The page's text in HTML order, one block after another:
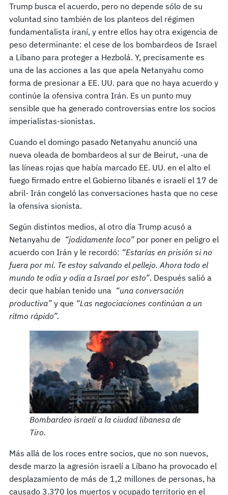
Trump busca el acuerdo, pero no depende sólo de su
voluntad sino también de los planteos del régimen
fundamentalista iraní, y entre ellos hay otra exigencia de
peso determinante: el cese de los bombardeos de Israel
a Líbano para proteger a Hezbolá. Y, precisamente es
una de las acciones a las que apela Netanyahu como
forma de presionar a EE. UU. para que no haya acuerdo y
continúe la ofensiva contra Irán. Es un punto muy
sensible que ha generado controversias entre los socios
imperialistas-sionistas.
Cuando el domingo pasado Netanyahu anunció una
nueva oleada de bombardeos al sur de Beirut, -una de
las líneas rojas que había marcado EE. UU. en el alto el
fuego firmado entre el Gobierno libanés e israelí el 17 de
abril- Irán congeló las conversaciones hasta que no cese
la ofensiva sionista.
Según distintos medios, al otro día Trump acusó a
Netanyahu de “jodidamente loco” por poner en peligro el
acuerdo con Irán y le recordó: “Estarías en prisión si no
fuera por mí. Te estoy salvando el pellejo. Ahora todo el
mundo te odia y odia a Israel por esto”. Después salió a
decir que habían tenido una “una conversación
productiva” y que “Las negociaciones continúan a un
ritmo rápido”.
Bombardeo israelí a la ciudad libanesa de
Tiro.
Más allá de los roces entre socios, que no son nuevos,
desde marzo la agresión israelí a Líbano ha provocado el
desplazamiento de más de 1,2 millones de personas, ha
causado 3.370 los muertos y ocupado territorio en el